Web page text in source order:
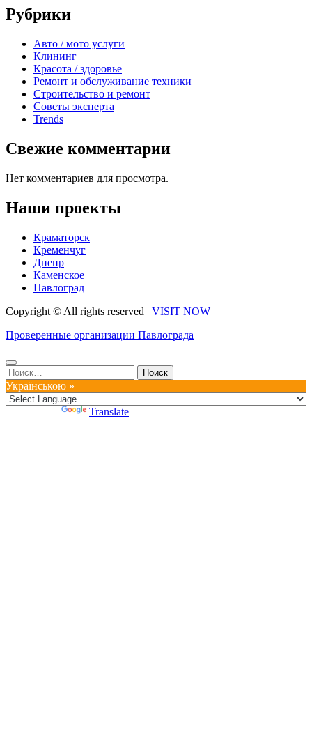
Рубрики
Авто / мото услуги
Клининг
Красота / здоровье
Ремонт и обслуживание техники
Строительство и ремонт
Советы эксперта
Trends
Свежие комментарии
Нет комментариев для просмотра.
Наши проекты
Краматорск
Кременчуг
Днепр
Каменское
Павлоград
Copyright © All rights reserved | VISIT NOW
Проверенные организации Павлограда
Найти:
Українською »
Translate